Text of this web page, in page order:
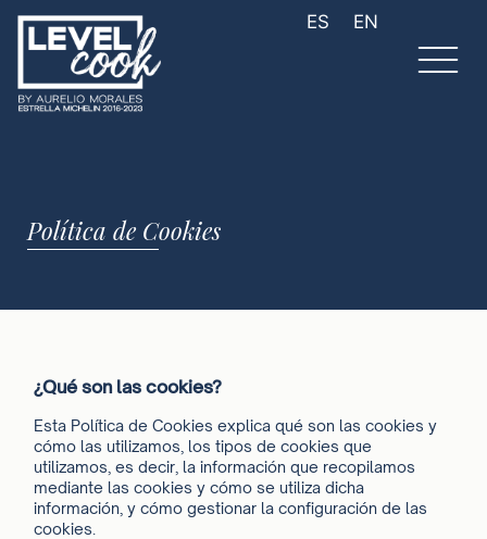
ES EN
Política de Cookies
¿Qué son las cookies?
Esta Política de Cookies explica qué son las cookies y
cómo las utilizamos, los tipos de cookies que
utilizamos, es decir, la información que recopilamos
mediante las cookies y cómo se utiliza dicha
información, y cómo gestionar la configuración de las
cookies.